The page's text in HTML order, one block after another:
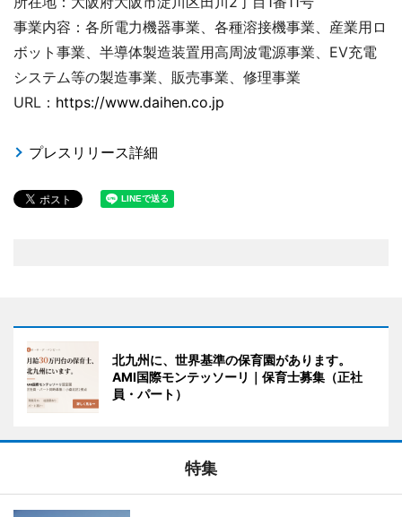
事業内容：各所電力機器事業、各種溶接機事業、産業用ロ
ボット事業、半導体製造装置用高周波電源事業、EV充電
システム等の製造事業、販売事業、修理事業
URL： https://www.daihen.co.jp
プレスリリース詳細
北九州に、世界基準の保育園があります。
AMI国際モンテッソーリ｜保育士募集（正社
員・パート）
特集